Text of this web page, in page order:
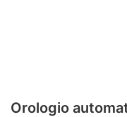
Orologio